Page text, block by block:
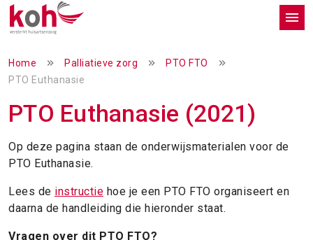
Home Palliatieve zorg
PTO FTO
PTO Euthanasie
PTO Euthanasie (2021)
Op deze pagina staan de onderwijsmaterialen voor de
PTO Euthanasie.
Lees de instructie hoe je een PTO FTO organiseert en
daarna de handleiding die hieronder staat.
Vragen over dit PTO FTO?